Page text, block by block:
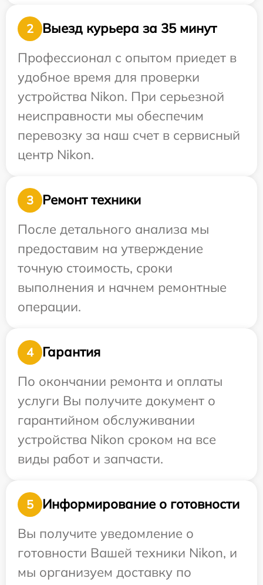
2
Выезд курьера за 35 минут
Профессионал с опытом приедет в
удобное время для проверки
устройства Nikon. При серьезной
неисправности мы обеспечим
перевозку за наш счет в сервисный
центр Nikon.
3
Ремонт техники
После детального анализа мы
предоставим на утверждение
точную стоимость, сроки
выполнения и начнем ремонтные
операции.
4
Гарантия
По окончании ремонта и оплаты
услуги Вы получите документ о
гарантийном обслуживании
устройства Nikon сроком на все
виды работ и запчасти.
5
Информирование о готовности
Вы получите уведомление о
готовности Вашей техники Nikon, и
мы организуем доставку по